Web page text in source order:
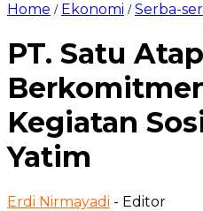
Home / Ekonomi /Serba-
PT. Satu
Kegiatan
Yatim
Erdi Nirmayadi - Editor